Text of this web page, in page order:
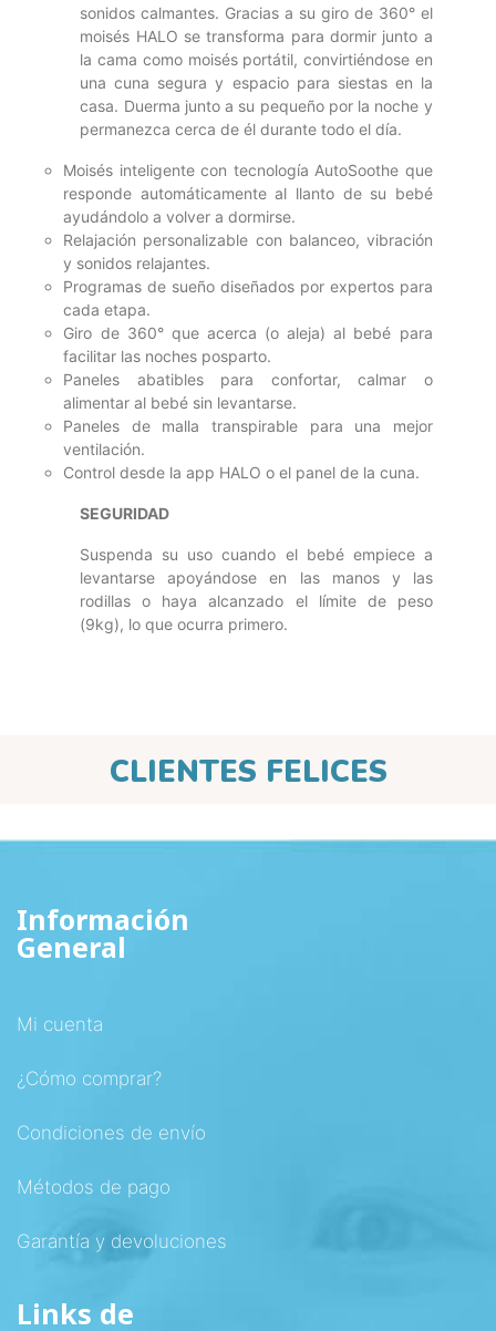
sonidos calmantes. Gracias a su giro de 360° el
moisés HALO se transforma para dormir junto a
la cama como moisés portátil, convirtiéndose en
una cuna segura y espacio para siestas en la
casa. Duerma junto a su pequeño por la noche y
permanezca cerca de él durante todo el día.
Moisés inteligente con tecnología AutoSoothe que
responde automáticamente al llanto de su bebé
ayudándolo a volver a dormirse.
Relajación personalizable con balanceo, vibración
y sonidos relajantes.
Programas de sueño diseñados por expertos para
cada etapa.
Giro de 360° que acerca (o aleja) al bebé para
facilitar las noches posparto.
Paneles abatibles para confortar, calmar o
alimentar al bebé sin levantarse.
Paneles de malla transpirable para una mejor
ventilación.
Control desde la app HALO o el panel de la cuna.
SEGURIDAD
Suspenda su uso cuando el bebé empiece a
levantarse apoyándose en las manos y las
rodillas o haya alcanzado el límite de peso
(9kg), lo que ocurra primero.
CLIENTES FELICES
Información
General
Mi cuenta
¿Cómo comprar?
Condiciones de envío
Métodos de pago
Garantía y devoluciones
Links de